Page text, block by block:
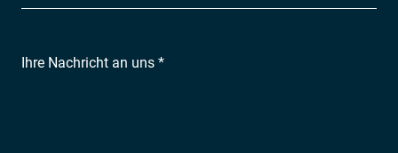
Ihre Nachricht an uns *